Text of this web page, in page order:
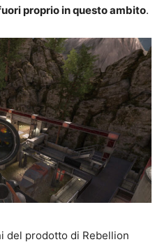
proprio in questo ambito.
del prodotto di Rebellion